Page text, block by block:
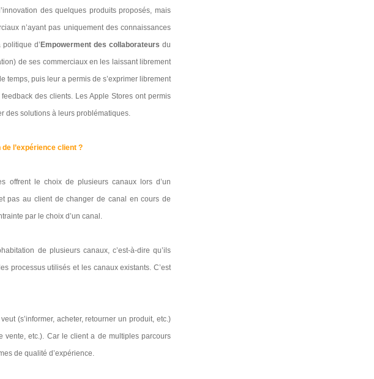
des quelques produits proposés, mais
n’ayant pas uniquement des connaissances
politique d’ Empowerment des collaborateurs du
de ses commerciaux en les laissant librement
temps, puis leur a permis de s’exprimer librement
des clients. Les Apple Stores ont permis
des solutions à leurs problématiques.
l’expérience client ?
offrent le choix de plusieurs canaux lors d’un
pas au client de changer de canal en cours de
par le choix d’un canal.
de plusieurs canaux, c’est-à-dire qu’ils
processus utilisés et les canaux existants. C’est
(s’informer, acheter, retourner un produit, etc.)
etc.). Car le client a de multiples parcours
de qualité d’expérience.